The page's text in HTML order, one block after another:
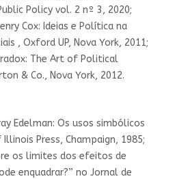
Policy vol. 2 nº 3, 2020;
Cox: Ideias e Política na
, Oxford UP, Nova York, 2011;
The Art of Political
& Co., Nova York, 2012.
Edelman: Os usos simbólicos
Press, Champaign, 1985;
os limites dos efeitos de
enquadrar?” no Jornal de